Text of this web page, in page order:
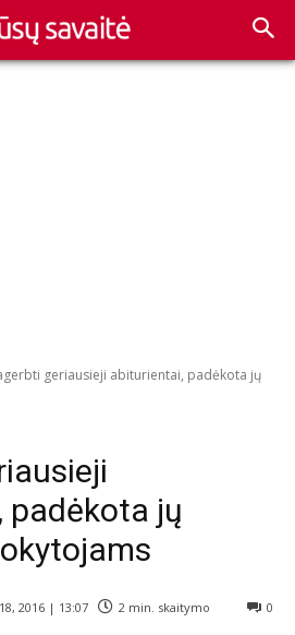
geriausieji abiturientai, padėkota jų
jų
2016 | 13:07 2 min. skaitymo 0